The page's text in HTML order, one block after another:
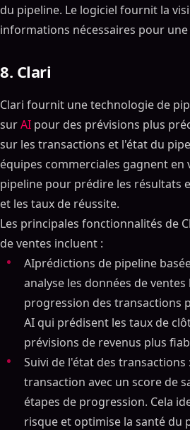
du pipeline. Le logiciel fournit la
informations nécessaires pour
8. Clari
Clari fournit une technologie de
surAI pour des prévisions plus
sur les transactions et l'état du
équipes commerciales gagnent en
pipeline pour prédire les résultats
et les taux de réussite.
Les principales fonctionnalités de
de ventes incluent :
AIprédictions de pipeline
analyse les données de
progression des transactions
AI qui prédisent les taux de
prévisions de revenus plus
Suivi de l'état des transactions
transaction avec un score de
étapes de progression. Cela
risque et optimise la santé du